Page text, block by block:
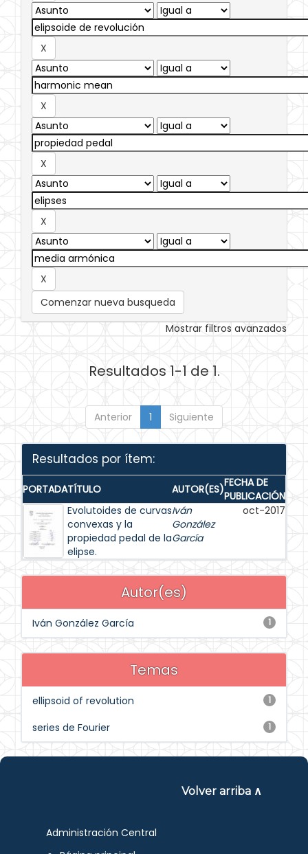
Comenzar nueva busqueda
Mostrar filtros avanzados
Resultados 1-1 de 1.
Anterior 1 Siguiente
Resultados por ítem:
PORTADATÍTULO AUTOR(ES)FECHA DE
PUBLICACIÓN
Evolutoides de curvas
convexas y la
propiedad pedal de la
elipse.
Iván
González
García
oct-2017
Autor(es)
1
Iván González García
Temas
1
ellipsoid of revolution
1
series de Fourier
Volver arriba ∧
Administración Central